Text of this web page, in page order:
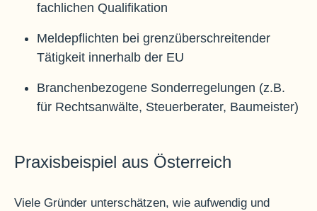
fachlichen Qualifikation
Meldepflichten bei grenzüberschreitender
Tätigkeit innerhalb der EU
Branchenbezogene Sonderregelungen (z.B.
für Rechtsanwälte, Steuerberater, Baumeister)
Praxisbeispiel aus Österreich
Viele Gründer unterschätzen, wie aufwendig und